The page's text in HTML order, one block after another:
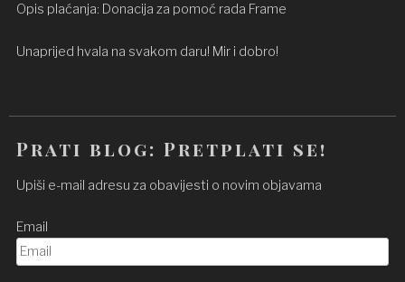
Opis plaćanja: Donacija za pomoć rada Frame
Unaprijed hvala na svakom daru! Mir i dobro!
Prati blog: Pretplati se!
Upiši e-mail adresu za obavijesti o novim objavama
Email